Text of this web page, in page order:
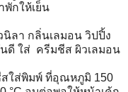
กให้เย็น
ลา กลิ่นเลมอน วิปปิ้ง
ดี ใส่ ครีมชีส ผิวเลมอน
สใส่พิมพ์ ที่อุณหภูมิ 150